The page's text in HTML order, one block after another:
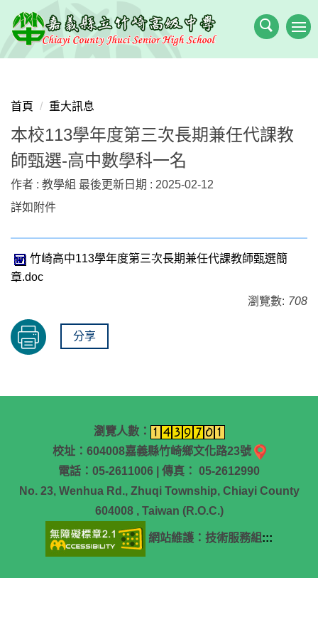
到
主
要
區
首頁 重大訊息
本校113學年度第三次長期兼任代課教
師甄選-高中數學科一名
作者 : 教學組 最後更新日期 : 2025-02-12
詳如附件
竹崎高中113學年度第三次長期兼任代課教師甄選簡
章.doc
瀏覽數: 708
分享
瀏覽人數：
校址：604008嘉義縣竹崎鄉文化路23號
電話：05-2611006 | 傳真： 05-2612990
No. 23, Wenhua Rd., Zhuqi Township, Chiayi County
604008 , Taiwan (R.O.C.)
網站維護：技術服務組 :::